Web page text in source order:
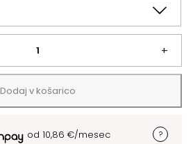
+
Dodaj v košarico
od 10,86 €/mesec